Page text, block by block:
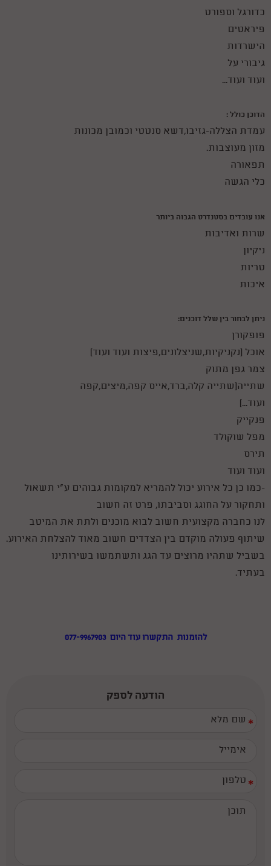
כדורגל וספורט
פיראטים
הישרדות
גיבורי על
ועוד ועוד...
הדוכן כולל :
עמדת הצללה-גזיבו,דשא סנטטי וכמובן מכונות
מזון מעוצבות.
תפאורה
כלי הגשה
אנו עובדים בסטנדרט הגבוה ביותר
שרות ואדיבות
ניקיון
טריות
איכות
ניתן לבחור בין שלל דוכנים:
פופקורן
אוכל (נקניקיות,שניצלונים,פיצות ועוד ועוד)
צמר גפן מתוק
שתייה(שתייה קלה,ברד,אייס קפה,מיצים,קפה
ועוד...)
פנקייק
מפל שוקולד
תירס
ועוד ועוד
-כמו כן כל אירוע יכול להמריא למקומות גבוהים ע"י תשאול
ותחקור על החוגג וסביבתו, פרט זה חשוב
לנו כחברה מקצועית חשוב לבוא מוכנים ולתת את המיטב
שיתוף פעולה מוקדם בין הצדדים חשוב מאוד להצלחת האירוע.
בשביל שתהיו מרוצים עד הגג ותשתמשו בשירותינו
בעתיד.
להזמנות התקשרו עוד היום 077-9967903
הודעה לספק
*
*